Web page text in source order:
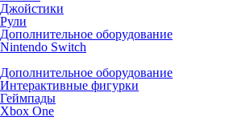
Джойстики
Рули
Дополнительное оборудование
Nintendo Switch
Дополнительное оборудование
Интерактивные фигурки
Геймпады
Xbox One